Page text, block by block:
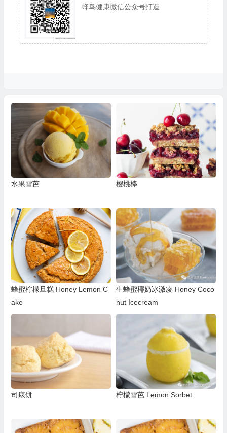
蜂鸟健康微信公众号打造
水果雪芭 樱桃棒
蜂蜜柠檬旦糕 Honey Lemon C
ake
生蜂蜜椰奶冰激凌 Honey Coco
nut Icecream
司康饼 柠檬雪芭 Lemon Sorbet